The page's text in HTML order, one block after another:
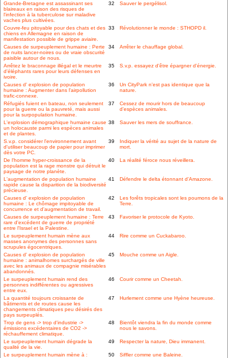
Grande-Bretagne est assassinant ses
blaireaux en raison des risques de
l'infection à la tuberculose sur maladive
vaches plus cultivées.
32 Sauver le pergélisol.
Couvre-feu pitoyable pour des chats et des
chiens en Allemagne en raison de
manifestation possible de grippe aviaire.
33 Révolutionner le monde : STHOPD il.
Causes de surpeuplement humaine : Perte
de nuits lancer-noires ou de vraie obscurité
paisible autour de nous.
34 Arrêter le chauffage global.
Arrêtez le braconnage illégal et le meurtre
d'éléphants rares pour leurs défenses en
ivoire.
35 S.v.p. essayez d'être épargner d'énergie.
Causes d' explosion de population
humaine : Augmenter dans l'airpollution
trafic-connexe.
36
Un CityPark n'est pas identique que la
nature.
Réfugiés fuient en bateau, non seulement
pour la guerre ou la pauvreté, mais aussi
pour la surpopulation humaine.
37
Cessez de mourir hors de beaucoup
d'espèces animales.
L'explosion démographique humaine cause
un holocauste parmi les espèces animales
et de plantes.
38 Sauver les mers de souffrance.
S.v.p. considérer l'environnement avant
d'utiliser beaucoup de papier pour imprimer
dès votre PC.
39
Indiquer la vérité au sujet de la nature de
mort.
De l'homme hyper-croissance de la
population est la rage monstre qui détruit le
paysage de notre planète.
40 La réalité féroce nous réveillera.
L'augmentation de population humaine
rapide cause la disparition de la biodiversité
précieuse.
41 Défendre le delta étonnant d'Amazone.
Causes d' explosion de population
humaine : Le chômage impitoyable de
concurrence et d'augmentation de travail.
42
Les forêts tropicales sont les poumons de la
Terre.
Causes de surpeuplement humaine : Terre
rare d'excédent de guerre de propriété
entre l'Israel et la Palestine.
43 Favoriser le protocole de Kyoto.
Le surpeuplement humain mène aux
masses anonymes des personnes sans
scrupules égocentriques.
44 Rire comme un Cuckabaroo.
Causes d' explosion de population
humaine : animalhomes surchargés de ville
avec les animaux de compagnie misérables
abandonnés.
45 Mouche comme un Aigle.
Le surpeuplement humain rend des
personnes indifférentes ou agressives
entre eux.
46 Courir comme un Cheetah.
La quantité toujours croissante de
bâtiments et de routes cause les
changements climatiques peu désirés des
pays surpeuplés.
47 Hurlement comme une Hyène heureuse.
Trop de gens -> trop d'industrie ->
émissions excédentaires de CO2 ->
réchauffement climatique.
48
Bientôt viendra la fin du monde comme
nous le savons.
Le surpeuplement humain dégrade la
qualité de la vie.
49 Respecter la nature, Dieu immanent.
Le surpeuplement humain mène à :
50 Siffler comme une Baleine.